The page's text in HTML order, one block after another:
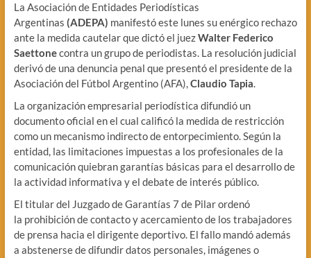
La Asociación de Entidades Periodísticas
Argentinas (ADEPA) manifestó este lunes su enérgico rechazo
ante la medida cautelar que dictó el juezWalter Federico
Saettonecontra un grupo de periodistas. La resolución judicial
derivó de una denuncia penal que presentó el presidente de la
Asociación del Fútbol Argentino (AFA),Claudio Tapia.
La organización empresarial periodística difundió un
documento oficial en el cual calificó la medida de restricción
como un mecanismo indirecto de entorpecimiento. Según la
entidad, las limitaciones impuestas a los profesionales de la
comunicación quiebran garantías básicas para el desarrollo de
la actividad informativa y el debate de interés público.
El titular del Juzgado de Garantías 7 de Pilar ordenó
la prohibición de contacto y acercamiento de los trabajadores
de prensa hacia el dirigente deportivo. El fallo mandó además
a abstenerse de difundir datos personales, imágenes o